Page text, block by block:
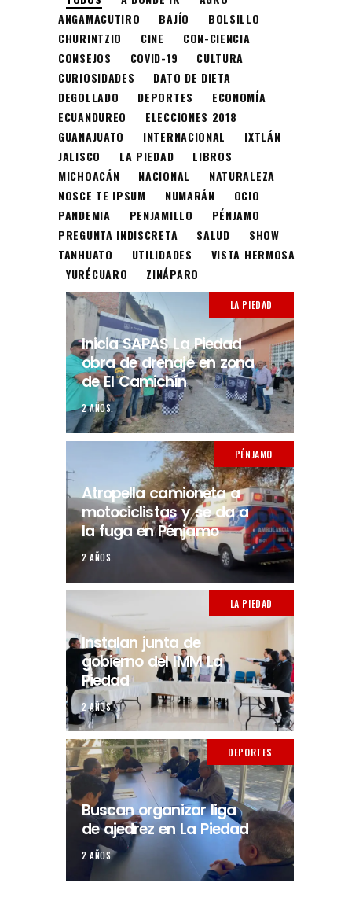
ANGAMACUTIRO
BAJÍO
BOLSILLO
CHURINTZIO
CINE
CON-CIENCIA
CONSEJOS
COVID-19
CULTURA
CURIOSIDADES
DATO DE DIETA
DEGOLLADO
DEPORTES
ECONOMÍA
ECUANDUREO
ELECCIONES 2018
GUANAJUATO
INTERNACIONAL
IXTLÁN
JALISCO
LA PIEDAD
LIBROS
MICHOACÁN
NACIONAL
NATURALEZA
NOSCE TE IPSUM
NUMARÁN
OCIO
PANDEMIA
PENJAMILLO
PÉNJAMO
PREGUNTA INDISCRETA
SALUD
SHOW
TANHUATO
UTILIDADES
VISTA HERMOSA
YURÉCUARO
ZINÁPARO
LA PIEDAD
Inicia SAPAS La Piedad
obra de drenaje en zona
de El Camichín
2 AÑOS.
PÉNJAMO
Atropella camioneta a
motociclistas y se da a
la fuga en Pénjamo
2 AÑOS.
LA PIEDAD
Instalan junta de
gobierno del IMM La
Piedad
2 AÑOS.
DEPORTES
Buscan organizar liga
de ajedrez en La Piedad
2 AÑOS.